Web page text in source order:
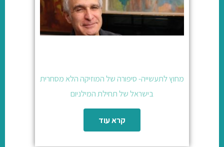
מחוץ לתעשייה- סיפורה של המוזיקה הלא מסחרית
בישראל של תחילת המילניום
קרא עוד